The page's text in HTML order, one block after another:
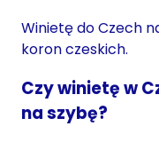
Winietę do Czech
koron czeskich.
Czy winietę w
na szybę?